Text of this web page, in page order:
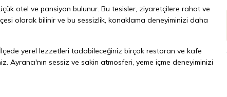
otel ve pansiyon bulunur. Bu tesisler, ziyaretçilere rahat ve
olarak bilinir ve bu sessizlik, konaklama deneyiminizi daha
yerel lezzetleri tadabileceğiniz birçok restoran ve kafe
Ayrancı'nın sessiz ve sakin atmosferi, yeme içme deneyiminizi